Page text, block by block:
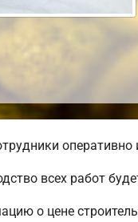
оперативно
всех работ
о цене